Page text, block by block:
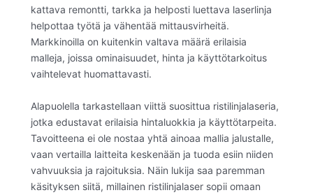
kattava remontti, tarkka ja helposti luettava laserlinja
helpottaa työtä ja vähentää mittausvirheitä.
Markkinoilla on kuitenkin valtava määrä erilaisia
malleja, joissa ominaisuudet, hinta ja käyttötarkoitus
vaihtelevat huomattavasti.
Alapuolella tarkastellaan viittä suosittua ristilinjalaseria,
jotka edustavat erilaisia hintaluokkia ja käyttötarpeita.
Tavoitteena ei ole nostaa yhtä ainoaa mallia jalustalle,
vaan vertailla laitteita keskenään ja tuoda esiin niiden
vahvuuksia ja rajoituksia. Näin lukija saa paremman
käsityksen siitä, millainen ristilinjalaser sopii omaan